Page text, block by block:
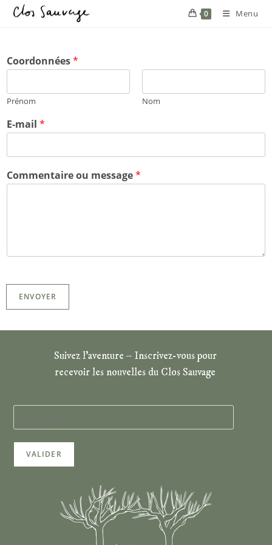
0 Menu
Coordonnées*
Prénom Nom
E-mail *
Commentaire ou message*
ENVOYER
Suivez l’aventure – Inscrivez-vous pour
recevoir les nouvelles du Clos Sauvage